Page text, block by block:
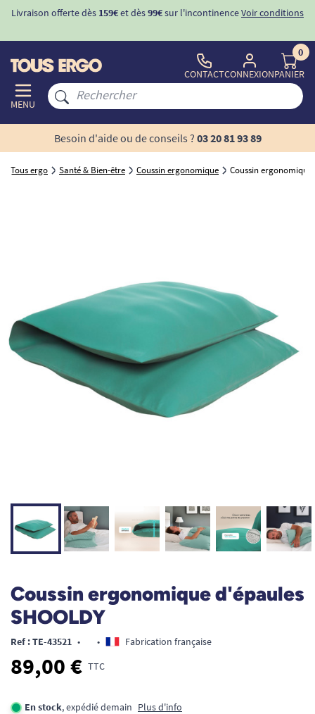
Livraison offerte dès 159€et dès99€sur l'incontinenceVoir conditions
MENU
CONTACTCONNEXION
0
PANIER
Besoin d'aide ou de conseils ? 03 20 81 93 89
Tous ergo Santé & Bien-être Coussin ergonomique Coussin ergonomique
Coussin ergonomique d'épaules
SHOOLDY
Ref : TE-43521 • • Fabrication française
89,00 € TTC
En stock, expédié demain Plus d'info